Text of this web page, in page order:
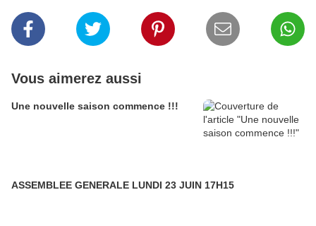
Vous aimerez aussi
Une nouvelle saison commence !!!
ASSEMBLEE GENERALE LUNDI 23 JUIN 17H15